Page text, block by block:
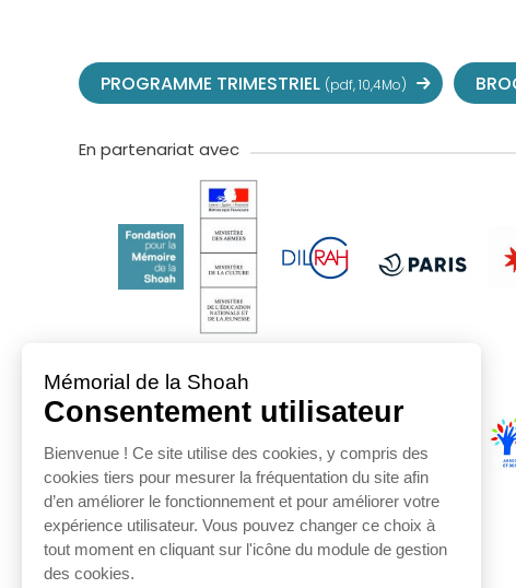
PROGRAMME TRIMESTRIEL (pdf, 10,4Mo)
En partenariat avec